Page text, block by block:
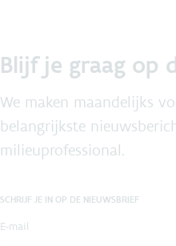
Blijf je graag op
We maken maandelijks
belangrijkste
milieuprofessional.
SCHRIJF JE IN OP DE NIEUWSBRIEF
E-mail